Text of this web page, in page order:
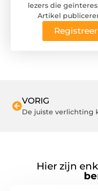
lezers die
Artikel
VORIG
Hier zijn